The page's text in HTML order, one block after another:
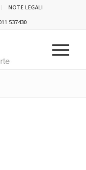
NOTE LEGALI
537430